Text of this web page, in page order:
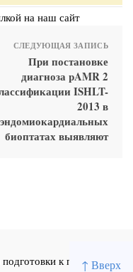
↑ Вверх
на наш сайт
СЛЕДУЮЩАЯ ЗАПИСЬ
При постановке
диагноза pAMR 2
ISHLT-
2013 в
эндомиокардиальных
биоптатах выявляют
к первичной